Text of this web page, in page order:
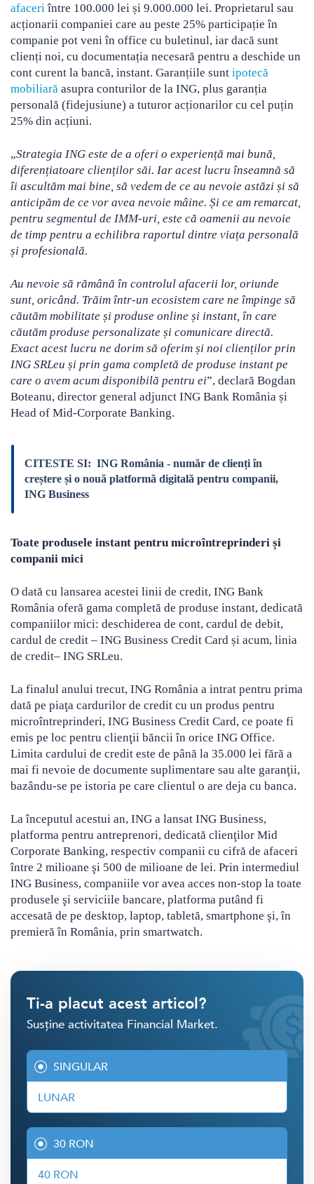
afaceri între 100.000 lei și 9.000.000 lei. Proprietarul sau
acționarii companiei care au peste 25% participație în
companie pot veni în office cu buletinul, iar dacă sunt
clienți noi, cu documentația necesară pentru a deschide un
cont curent la bancă, instant. Garanțiile sunt ipotecă
mobiliară asupra conturilor de la ING, plus garanția
personală (fidejusiune) a tuturor acționarilor cu cel puțin
25% din acțiuni.
„Strategia ING este de a oferi o experiență mai bună,
diferențiatoare clienților săi. Iar acest lucru înseamnă să
îi ascultăm mai bine, să vedem de ce au nevoie astăzi și să
anticipăm de ce vor avea nevoie mâine. Și ce am remarcat,
pentru segmentul de IMM-uri, este că oamenii au nevoie
de timp pentru a echilibra raportul dintre viața personală
și profesională.
Au nevoie să rămână în controlul afacerii lor, oriunde
sunt, oricând. Trăim într-un ecosistem care ne împinge să
căutăm mobilitate și produse online și instant, în care
căutăm produse personalizate și comunicare directă.
Exact acest lucru ne dorim să oferim și noi clienților prin
ING SRLeu și prin gama completă de produse instant pe
care o avem acum disponibilă pentru ei”, declară Bogdan
Boteanu, director general adjunct ING Bank România și
Head of Mid-Corporate Banking.
CITESTE SI: ING România - număr de clienți în
creștere și o nouă platformă digitală pentru companii,
ING Business
Toate produsele instant pentru microîntreprinderi și
companii mici
O dată cu lansarea acestei linii de credit, ING Bank
România oferă gama completă de produse instant, dedicată
companiilor mici: deschiderea de cont, cardul de debit,
cardul de credit – ING Business Credit Card și acum, linia
de credit– ING SRLeu.
La finalul anului trecut, ING România a intrat pentru prima
dată pe piaţa cardurilor de credit cu un produs pentru
microîntreprinderi, ING Business Credit Card, ce poate fi
emis pe loc pentru clienţii băncii în orice ING Office.
Limita cardului de credit este de până la 35.000 lei fără a
mai fi nevoie de documente suplimentare sau alte garanţii,
bazându-se pe istoria pe care clientul o are deja cu banca.
La începutul acestui an, ING a lansat ING Business,
platforma pentru antreprenori, dedicată clienţilor Mid
Corporate Banking, respectiv companii cu cifră de afaceri
între 2 milioane şi 500 de milioane de lei. Prin intermediul
ING Business, companiile vor avea acces non-stop la toate
produsele şi serviciile bancare, platforma putând fi
accesată de pe desktop, laptop, tabletă, smartphone şi, în
premieră în România, prin smartwatch.
Ti-a placut acest articol?
Susține activitatea Financial Market.
SINGULAR
LUNAR
30 RON
40 RON